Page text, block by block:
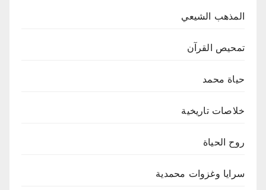
المذهب الشيعي
تمحيص القرآن
حياة محمد
خلاصات تاريخية
روح الحياة
سرايا وغزوات محمدية